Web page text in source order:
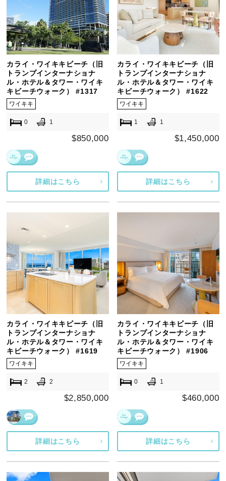
カライ・ワイキキビーチ（旧
トランプインターナショナ
ル・ホテル＆タワー・ワイキ
キビーチウォーク） #1317
ワイキキ
0 1
$850,000
詳細はこちら
カライ・ワイキキビーチ（旧
トランプインターナショナ
ル・ホテル＆タワー・ワイキ
キビーチウォーク） #1622
ワイキキ
1 1
$1,450,000
詳細はこちら
カライ・ワイキキビーチ（旧
トランプインターナショナ
ル・ホテル＆タワー・ワイキ
キビーチウォーク） #1619
ワイキキ
2 2
$2,850,000
詳細はこちら
カライ・ワイキキビーチ（旧
トランプインターナショナ
ル・ホテル＆タワー・ワイキ
キビーチウォーク） #1906
ワイキキ
0 1
$460,000
詳細はこちら